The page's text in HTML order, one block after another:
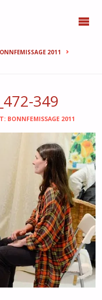
2011
349
BONNFEMISSAGE 2011